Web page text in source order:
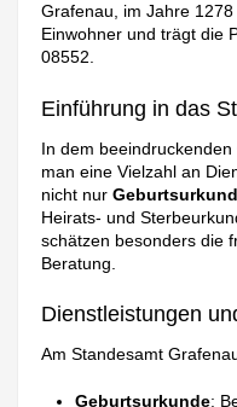
Grafenau, im Jahre
Einwohner und trägt die
08552.
Einführung in das
In dem
man eine Vielzahl an
nicht nur
Heirats- und
schätzen besonders die
Beratung.
Dienstleistungen
Am Standesamt
Geburtsurkunde: